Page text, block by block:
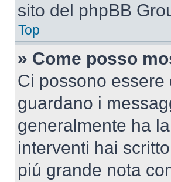
sito del phpBB
Top
» Come posso
Ci possono
guardano i
generalmente ha
interventi hai
piú grande nota